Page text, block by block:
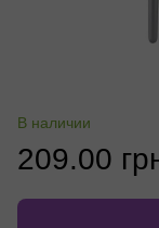
В наличии
209.00